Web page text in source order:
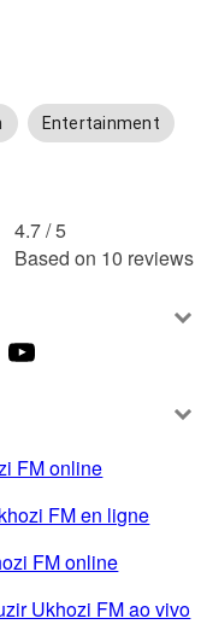
Entertainment
4.7 /5
Based on 10 reviews
FM online
FM en ligne
FM online
Ukhozi FM ao vivo